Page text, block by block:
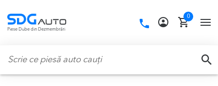
navigation
content
Piese Dube din Dezmembrări
Call
0